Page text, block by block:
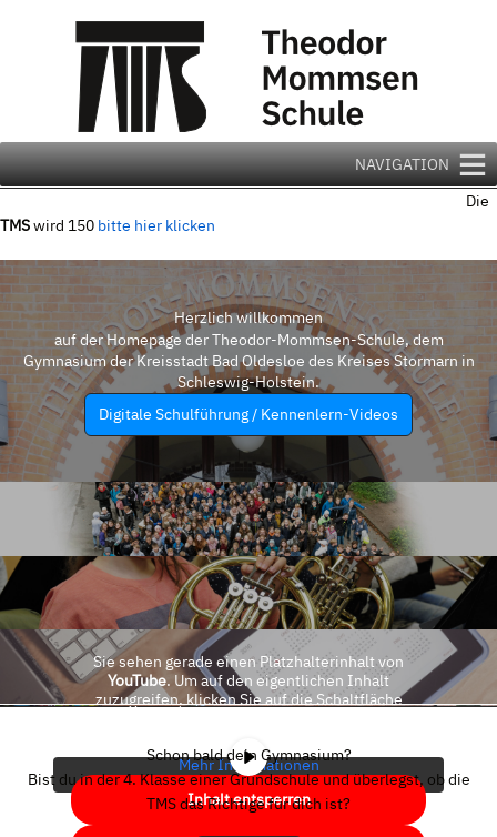
NAVIGATION
Die
TMSwird 150 bitte hier klicken
Herzlich willkommen
auf der Homepage der Theodor-Mommsen-Schule, dem
Gymnasium der Kreisstadt Bad Oldesloe des Kreises Stormarn in
Schleswig-Holstein.
Digitale Schulführung / Kennenlern-Videos
Sie sehen gerade einen Platzhalterinhalt von
YouTube. Um auf den eigentlichen Inhalt
zuzugreifen, klicken Sie auf die Schaltfläche
Mehr Informationen
Inhalt entsperren
Schon bald dein Gymnasium?
Bist du in der 4. Klasse einer Grundschule und überlegst, ob die
TMS das Richtige für dich ist?